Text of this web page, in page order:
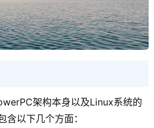
架构本身以及Linux系统的
以下几个方面：